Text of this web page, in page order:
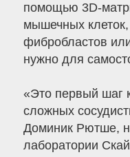
помощью 3D-
мышечных
фибробластов
нужно для
«Это первый шаг
сложных
Доминик Рютше,
лаборатории